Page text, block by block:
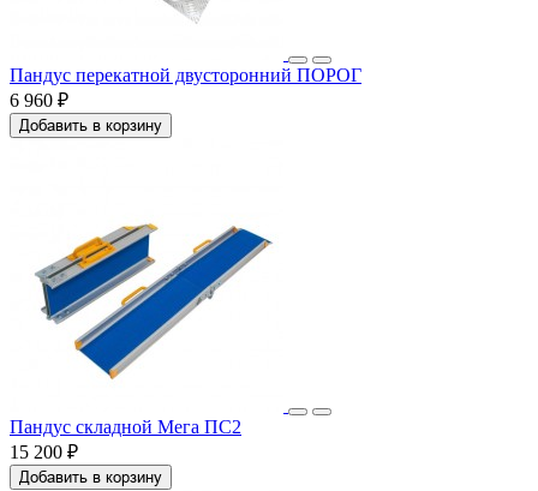
Пандус перекатной двусторонний ПОРОГ
6 960 ₽
Добавить в корзину
Пандус складной Мега ПС2
15 200 ₽
Добавить в корзину